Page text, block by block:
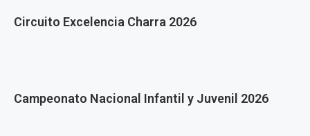
Circuito Excelencia Charra 2026
Campeonato Nacional Infantil y Juvenil 2026